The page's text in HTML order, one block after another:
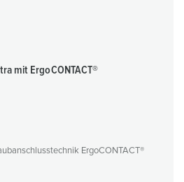
mit ErgoCONTACT®
ErgoCONTACT®